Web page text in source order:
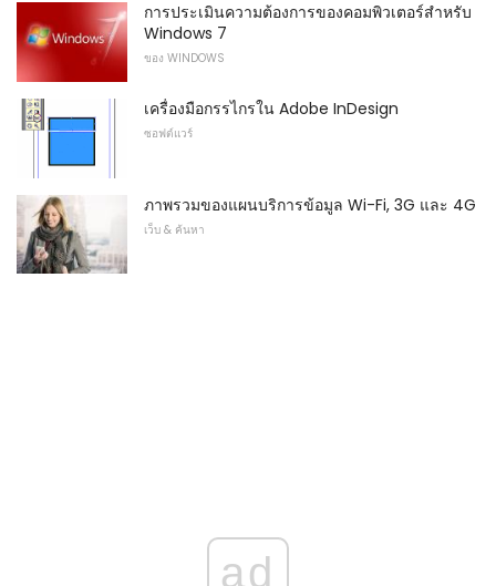
การประเมินความต้องการของคอมพิวเตอร์สำหรับ
Windows 7
ของ WINDOWS
เครื่องมือกรรไกรใน Adobe InDesign
ซอฟต์แวร์
ภาพรวมของแผนบริการข้อมูล Wi-Fi, 3G และ 4G
เว็บ & ค้นหา
ad